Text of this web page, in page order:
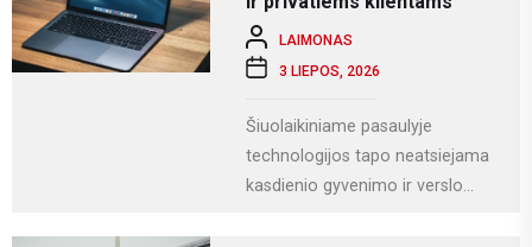
LAIMONAS
3 LIEPOS, 2026
Šiuolaikiniame pasaulyje
technologijos tapo neatsiejama
kasdienio gyvenimo ir verslo